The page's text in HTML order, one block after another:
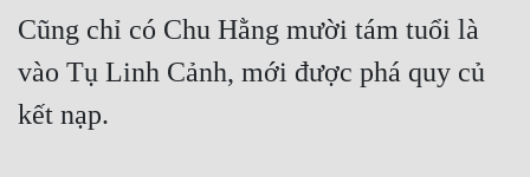
Huyền Ảo
Cũng chỉ có Chu Hằng mười tám tuổi là
vào Tụ Linh Cảnh, mới được phá quy củ
kết nạp.